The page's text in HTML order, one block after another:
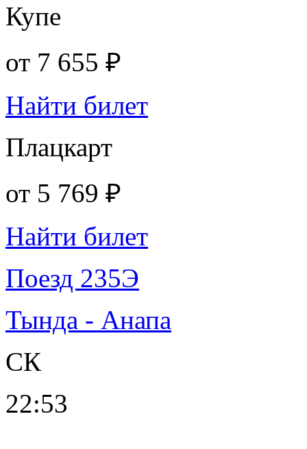
Купе
от 7 655 ₽
Найти билет
Плацкарт
от 5 769 ₽
Найти билет
Поезд 235Э
Тында - Анапа
СК
22:53